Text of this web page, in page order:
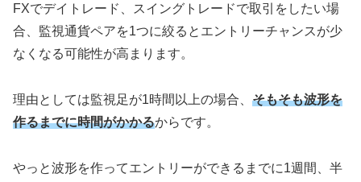
FXでデイトレード、スイングトレードで取引をしたい場
合、監視通貨ペアを1つに絞るとエントリーチャンスが少
なくなる可能性が高まります。
理由としては監視足が1時間以上の場合、 そもそも波形を
作るまでに時間がかかるからです。
やっと波形を作ってエントリーができるまでに1週間、半